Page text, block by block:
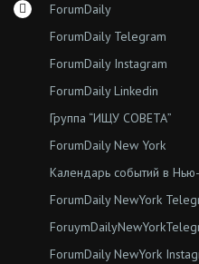
ForumDaily
ForumDaily Telegram
ForumDaily Instagram
ForumDaily Linkedin
Группа “ИЩУ СОВЕТА”
ForumDaily New York
Календарь событий в
ForumDaily NewYork
ForumDaily NewYork